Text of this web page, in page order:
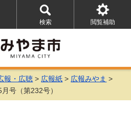
開
検索
を
開
く
閲覧補助
を
報・広聴 > 広報紙 > 広報みやま >
号（第232号）